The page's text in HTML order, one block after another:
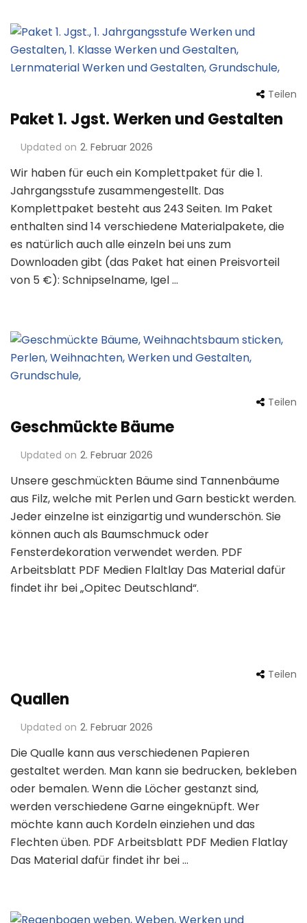
Teilen
Paket 1. Jgst. Werken und Gestalten
Updated on 2. Februar 2026
Wir haben für euch ein Komplettpaket für die 1.
Jahrgangsstufe zusammengestellt. Das
Komplettpaket besteht aus 243 Seiten. Im Paket
enthalten sind 14 verschiedene Materialpakete, die
es natürlich auch alle einzeln bei uns zum
Downloaden gibt (das Paket hat einen Preisvorteil
von 5 €): Schnipselname, Igel …
Teilen
Geschmückte Bäume
Updated on 2. Februar 2026
Unsere geschmückten Bäume sind Tannenbäume
aus Filz, welche mit Perlen und Garn bestickt werden.
Jeder einzelne ist einzigartig und wunderschön. Sie
können auch als Baumschmuck oder
Fensterdekoration verwendet werden. PDF
Arbeitsblatt PDF Medien Flaltlay Das Material dafür
findet ihr bei „Opitec Deutschland“.
Teilen
Quallen
Updated on 2. Februar 2026
Die Qualle kann aus verschiedenen Papieren
gestaltet werden. Man kann sie bedrucken, bekleben
oder bemalen. Wenn die Löcher gestanzt sind,
werden verschiedene Garne eingeknüpft. Wer
möchte kann auch Kordeln einziehen und das
Flechten üben. PDF Arbeitsblatt PDF Medien Flatlay
Das Material dafür findet ihr bei …